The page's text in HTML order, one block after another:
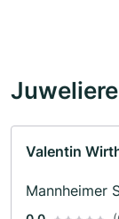
Valentin
Mannheimer